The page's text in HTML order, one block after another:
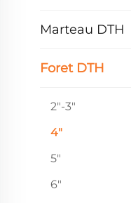
Marteau DTH
Foret DTH
2"-3"
4"
5"
6"